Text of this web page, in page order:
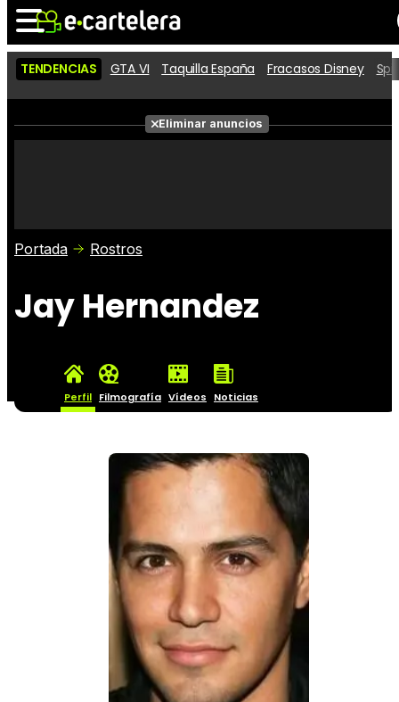
Noticias Cartelera
Películas
Críticas
TENDENCIAS GTA VI Taquilla España Fracasos Disney
Eliminar anuncios
Portada Rostros
Jay Hernandez
Perfil Filmografía Vídeos Noticias